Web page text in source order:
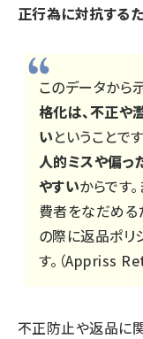
正行為に対抗する
このデータから
格化は、不正や
いということで
人的ミスや偏っ
やすいからです
費者をなだめる
の際に返品ポリ
す。（Appriss
不正防止や返品に関